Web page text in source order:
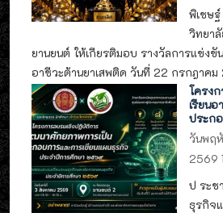
พิเชษ
วิทยา
ยานยนต์ ให้เกียรติมอบ รางวัลการแข่งขั
อาชีวะต้านยาเสพติด วันที่ 22 กรกฎาคม
โครง
เรียนอ
ประก
วันพฤ
2569
ป ระช
ธุรกิจ